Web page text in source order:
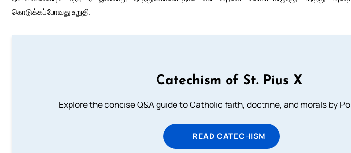
கொடுக்கப்போவது உறுதி.
Catechism of St. Pius X
Explore the concise Q&A guide to Catholic faith, doctrine, and morals by
READ CATECHISM